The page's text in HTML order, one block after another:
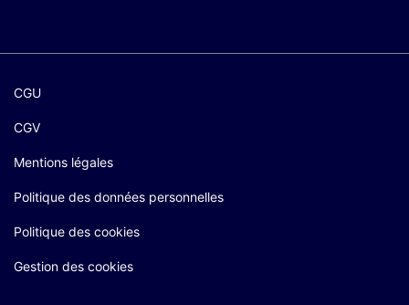
CGU
CGV
Mentions légales
Politique des données personnelles
Politique des cookies
Gestion des cookies